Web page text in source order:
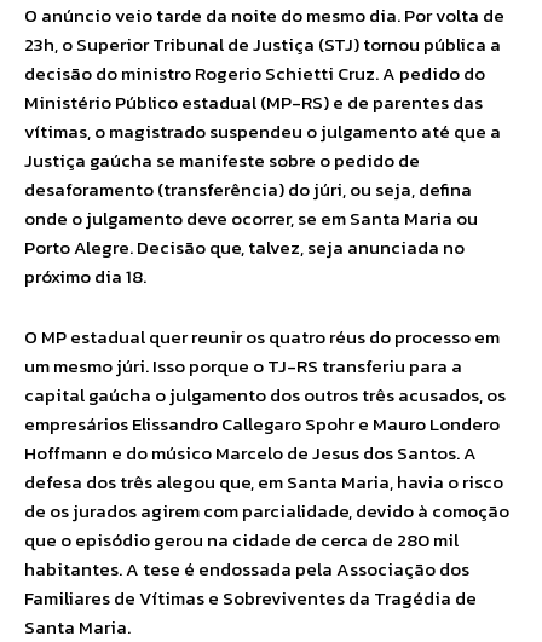
O anúncio veio tarde da noite do mesmo dia. Por volta de
23h, o Superior Tribunal de Justiça (STJ) tornou pública a
decisão do ministro Rogerio Schietti Cruz. A pedido do
Ministério Público estadual (MP-RS) e de parentes das
vítimas, o magistrado suspendeu o julgamento até que a
Justiça gaúcha se manifeste sobre o pedido de
desaforamento (transferência) do júri, ou seja, defina
onde o julgamento deve ocorrer, se em Santa Maria ou
Porto Alegre. Decisão que, talvez, seja anunciada no
próximo dia 18.
O MP estadual quer reunir os quatro réus do processo em
um mesmo júri. Isso porque o TJ-RS transferiu para a
capital gaúcha o julgamento dos outros três acusados, os
empresários Elissandro Callegaro Spohr e Mauro Londero
Hoffmann e do músico Marcelo de Jesus dos Santos. A
defesa dos três alegou que, em Santa Maria, havia o risco
de os jurados agirem com parcialidade, devido à comoção
que o episódio gerou na cidade de cerca de 280 mil
habitantes. A tese é endossada pela Associação dos
Familiares de Vítimas e Sobreviventes da Tragédia de
Santa Maria.